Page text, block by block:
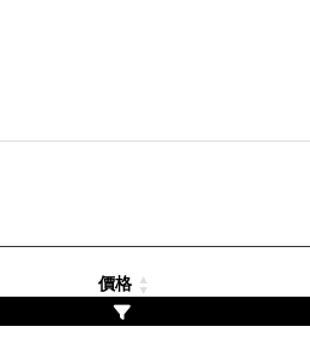
價格